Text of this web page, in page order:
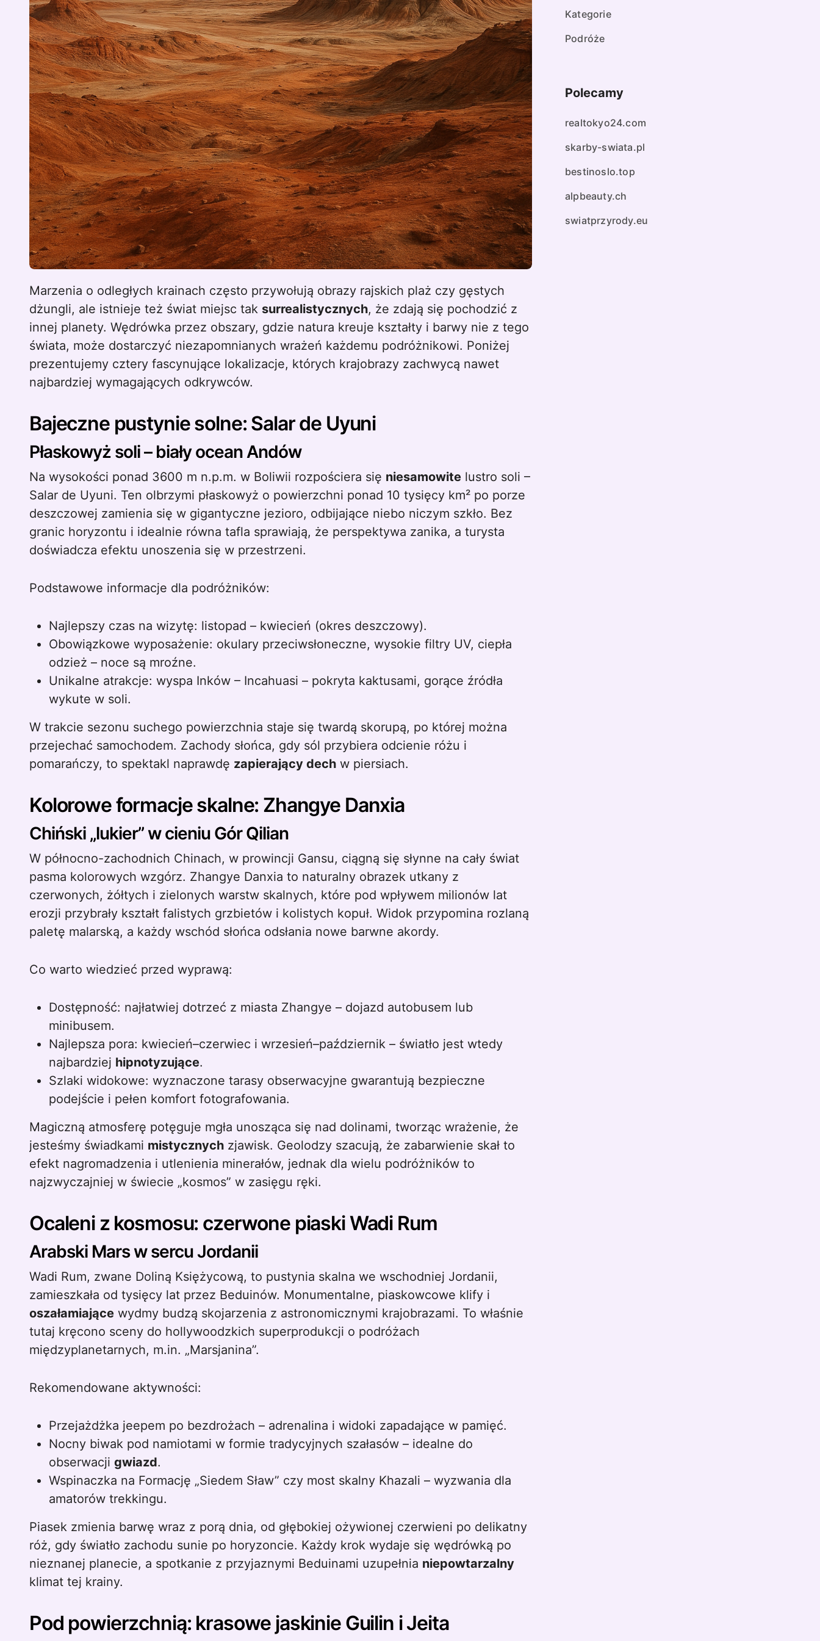
Marzenia o odległych krainach często przywołują obrazy rajskich plaż czy gęstych
dżungli, ale istnieje też świat miejsc tak surrealistycznych, że zdają się pochodzić z
innej planety. Wędrówka przez obszary, gdzie natura kreuje kształty i barwy nie z tego
świata, może dostarczyć niezapomnianych wrażeń każdemu podróżnikowi. Poniżej
prezentujemy cztery fascynujące lokalizacje, których krajobrazy zachwycą nawet
najbardziej wymagających odkrywców.
Bajeczne pustynie solne: Salar de Uyuni
Płaskowyż soli – biały ocean Andów
Na wysokości ponad 3600 m n.p.m. w Boliwii rozpościera się niesamowite lustro soli –
Salar de Uyuni. Ten olbrzymi płaskowyż o powierzchni ponad 10 tysięcy km² po porze
deszczowej zamienia się w gigantyczne jezioro, odbijające niebo niczym szkło. Bez
granic horyzontu i idealnie równa tafla sprawiają, że perspektywa zanika, a turysta
doświadcza efektu unoszenia się w przestrzeni.
Podstawowe informacje dla podróżników:
Najlepszy czas na wizytę: listopad – kwiecień (okres deszczowy).
Obowiązkowe wyposażenie: okulary przeciwsłoneczne, wysokie filtry UV, ciepła
odzież – noce są mroźne.
Unikalne atrakcje: wyspa Inków – Incahuasi – pokryta kaktusami, gorące źródła
wykute w soli.
W trakcie sezonu suchego powierzchnia staje się twardą skorupą, po której można
przejechać samochodem. Zachody słońca, gdy sól przybiera odcienie różu i
pomarańczy, to spektakl naprawdę zapierający dech w piersiach.
Kolorowe formacje skalne: Zhangye Danxia
Chiński „lukier” w cieniu Gór Qilian
W północno-zachodnich Chinach, w prowincji Gansu, ciągną się słynne na cały świat
pasma kolorowych wzgórz. Zhangye Danxia to naturalny obrazek utkany z
czerwonych, żółtych i zielonych warstw skalnych, które pod wpływem milionów lat
erozji przybrały kształt falistych grzbietów i kolistych kopuł. Widok przypomina rozlaną
paletę malarską, a każdy wschód słońca odsłania nowe barwne akordy.
Co warto wiedzieć przed wyprawą:
Dostępność: najłatwiej dotrzeć z miasta Zhangye – dojazd autobusem lub
minibusem.
Najlepsza pora: kwiecień–czerwiec i wrzesień–październik – światło jest wtedy
najbardziej hipnotyzujące.
Szlaki widokowe: wyznaczone tarasy obserwacyjne gwarantują bezpieczne
podejście i pełen komfort fotografowania.
Magiczną atmosferę potęguje mgła unosząca się nad dolinami, tworząc wrażenie, że
jesteśmy świadkami mistycznych zjawisk. Geolodzy szacują, że zabarwienie skał to
efekt nagromadzenia i utlenienia minerałów, jednak dla wielu podróżników to
najzwyczajniej w świecie „kosmos” w zasięgu ręki.
Ocaleni z kosmosu: czerwone piaski Wadi Rum
Arabski Mars w sercu Jordanii
Wadi Rum, zwane Doliną Księżycową, to pustynia skalna we wschodniej Jordanii,
zamieszkała od tysięcy lat przez Beduinów. Monumentalne, piaskowcowe klify i
oszałamiające wydmy budzą skojarzenia z astronomicznymi krajobrazami. To właśnie
tutaj kręcono sceny do hollywoodzkich superprodukcji o podróżach
międzyplanetarnych, m.in. „Marsjanina”.
Rekomendowane aktywności:
Przejażdżka jeepem po bezdrożach – adrenalina i widoki zapadające w pamięć.
Nocny biwak pod namiotami w formie tradycyjnych szałasów – idealne do
obserwacji gwiazd.
Wspinaczka na Formację „Siedem Sław” czy most skalny Khazali – wyzwania dla
amatorów trekkingu.
Piasek zmienia barwę wraz z porą dnia, od głębokiej ożywionej czerwieni po delikatny
róż, gdy światło zachodu sunie po horyzoncie. Każdy krok wydaje się wędrówką po
nieznanej planecie, a spotkanie z przyjaznymi Beduinami uzupełnia niepowtarzalny
klimat tej krainy.
Pod powierzchnią: krasowe jaskinie Guilin i Jeita
Kategorie
Podróże
Polecamy
realtokyo24.com
skarby-swiata.pl
bestinoslo.top
alpbeauty.ch
swiatprzyrody.eu